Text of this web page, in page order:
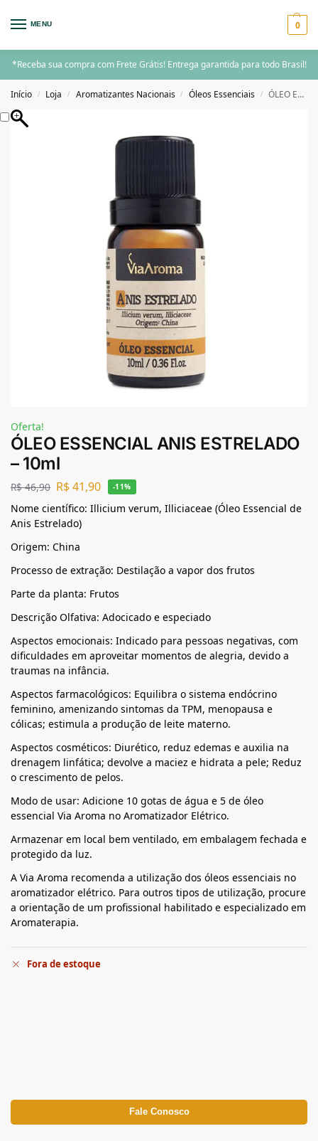
MENU 0
*Receba sua compra com Frete Grátis! Entrega garantida para todo Brasil!
Início / Loja / Aromatizantes Nacionais / Óleos Essenciais / ÓLEO ESSENCIAL ANIS ESTRELADO – 10ml
Oferta!
ÓLEO ESSENCIAL ANIS ESTRELADO
– 10ml
R$46,90 R$41,90 -11%
Nome científico: Illicium verum, Illiciaceae (Óleo Essencial de
Anis Estrelado)
Origem: China
Processo de extração: Destilação a vapor dos frutos
Parte da planta: Frutos
Descrição Olfativa: Adocicado e especiado
Aspectos emocionais: Indicado para pessoas negativas, com
dificuldades em aproveitar momentos de alegria, devido a
traumas na infância.
Aspectos farmacológicos: Equilibra o sistema endócrino
feminino, amenizando sintomas da TPM, menopausa e
cólicas; estimula a produção de leite materno.
Aspectos cosméticos: Diurético, reduz edemas e auxilia na
drenagem linfática; devolve a maciez e hidrata a pele; Reduz
o crescimento de pelos.
Modo de usar: Adicione 10 gotas de água e 5 de óleo
essencial Via Aroma no Aromatizador Elétrico.
Armazenar em local bem ventilado, em embalagem fechada e
protegido da luz.
A Via Aroma recomenda a utilização dos óleos essenciais no
aromatizador elétrico. Para outros tipos de utilização, procure
a orientação de um profissional habilitado e especializado em
Aromaterapia.
Fora de estoque
Fale Conosco